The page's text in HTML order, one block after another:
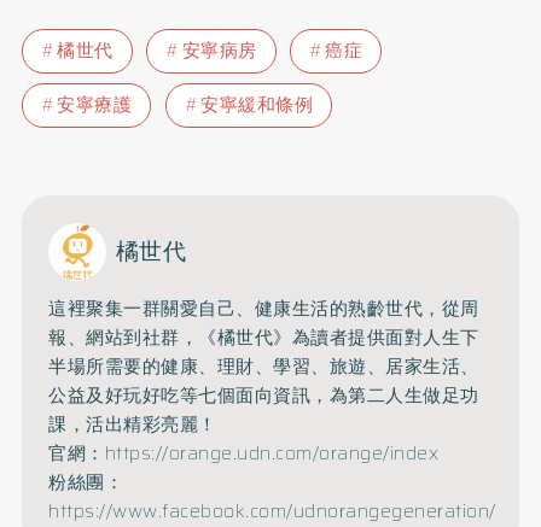
橘世代 安寧病房
癌症
安寧療護
安寧緩和條例
橘世代
這裡聚集一群關愛自己、健康生活的熟齡世代，從周
報、網站到社群，《橘世代》為讀者提供面對人生下
半場所需要的健康、理財、學習、旅遊、居家生活、
公益及好玩好吃等七個面向資訊，為第二人生做足功
課，活出精彩亮麗！
官網： https://orange.udn.com/orange/index
粉絲團：
https://www.facebook.com/udnorangegeneration/